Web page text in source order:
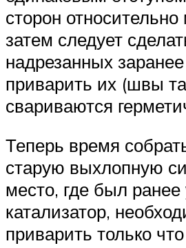
сторон
затем следует
надрезанных
приварить их (швы
свариваются
Теперь время
старую выхлопную
место, где был ранее
катализатор,
приварить только что